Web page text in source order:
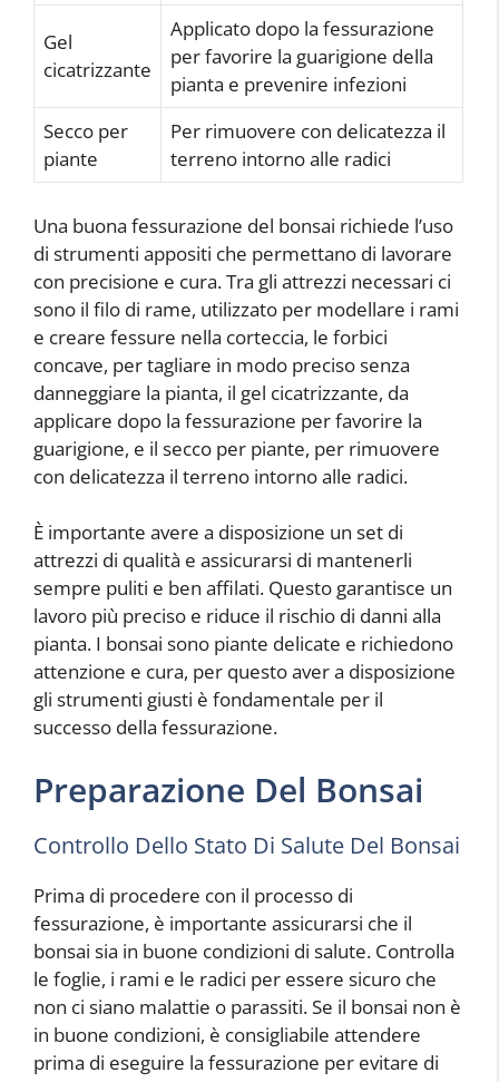
Gel
cicatrizzante
Applicato dopo la fessurazione
per favorire la guarigione della
pianta e prevenire infezioni
Secco per
piante
Per rimuovere con delicatezza il
terreno intorno alle radici
Una buona fessurazione del bonsai richiede l’uso
di strumenti appositi che permettano di lavorare
con precisione e cura. Tra gli attrezzi necessari ci
sono il filo di rame, utilizzato per modellare i rami
e creare fessure nella corteccia, le forbici
concave, per tagliare in modo preciso senza
danneggiare la pianta, il gel cicatrizzante, da
applicare dopo la fessurazione per favorire la
guarigione, e il secco per piante, per rimuovere
con delicatezza il terreno intorno alle radici.
È importante avere a disposizione un set di
attrezzi di qualità e assicurarsi di mantenerli
sempre puliti e ben affilati. Questo garantisce un
lavoro più preciso e riduce il rischio di danni alla
pianta. I bonsai sono piante delicate e richiedono
attenzione e cura, per questo aver a disposizione
gli strumenti giusti è fondamentale per il
successo della fessurazione.
Preparazione Del Bonsai
Controllo Dello Stato Di Salute Del Bonsai
Prima di procedere con il processo di
fessurazione, è importante assicurarsi che il
bonsai sia in buone condizioni di salute. Controlla
le foglie, i rami e le radici per essere sicuro che
non ci siano malattie o parassiti. Se il bonsai non è
in buone condizioni, è consigliabile attendere
prima di eseguire la fessurazione per evitare di